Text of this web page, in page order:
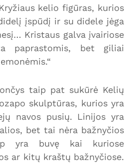
kelio figūras, kurios
įspūdį ir su didele jėga
Kristaus galva įvairiose
paprastomis, bet giliai
taip pat sukūrė Kelių
skulptūras, kurios yra
navos pusių. Linijos yra
bet tai nėra bažnyčios
yra buvę kai kuriose
ar kitų kraštų bažnyčiose.